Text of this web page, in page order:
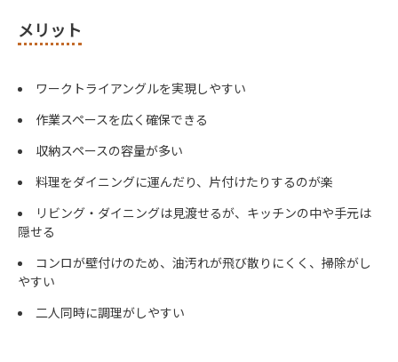
メリット
ワークトライアングルを実現しやすい
作業スペースを広く確保できる
収納スペースの容量が多い
料理をダイニングに運んだり、片付けたりするのが楽
リビング・ダイニングは見渡せるが、キッチンの中や手元は
隠せる
コンロが壁付けのため、油汚れが飛び散りにくく、掃除がし
やすい
二人同時に調理がしやすい